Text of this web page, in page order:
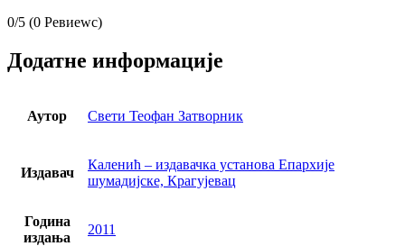
0/5 (0 Ревиеwс)
Додатне информације
Аутор Свети Теофан Затворник
Издавач
Каленић – издавачка установа Епархије
шумадијске, Крагујевац
Година
издања
2011